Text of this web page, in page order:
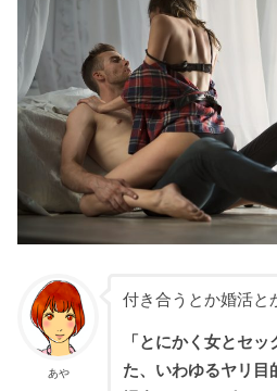
あや
付き合うとか婚活と
「とにかく女とセ
た、いわゆるヤリ目